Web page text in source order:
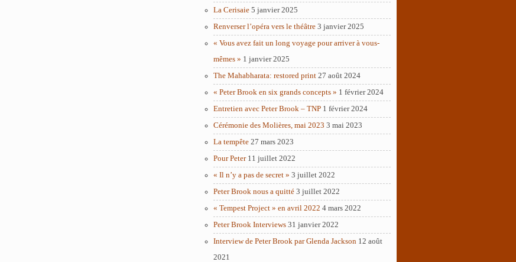
La Cerisaie 5 janvier 2025
Renverser l’opéra vers le théâtre 3 janvier 2025
« Vous avez fait un long voyage pour arriver à vous-
mêmes » 1 janvier 2025
The Mahabharata: restored print 27 août 2024
« Peter Brook en six grands concepts » 1 février 2024
Entretien avec Peter Brook – TNP 1 février 2024
Cérémonie des Molières, mai 2023 3 mai 2023
La tempête 27 mars 2023
Pour Peter 11 juillet 2022
« Il n’y a pas de secret » 3 juillet 2022
Peter Brook nous a quitté 3 juillet 2022
« Tempest Project » en avril 2022 4 mars 2022
Peter Brook Interviews 31 janvier 2022
Interview de Peter Brook par Glenda Jackson 12 août
2021